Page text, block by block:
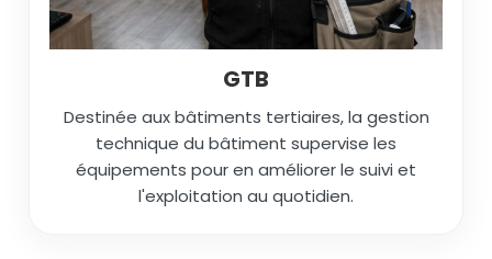
GTB
Destinée aux bâtiments tertiaires, la gestion
technique du bâtiment supervise les
équipements pour en améliorer le suivi et
l'exploitation au quotidien.